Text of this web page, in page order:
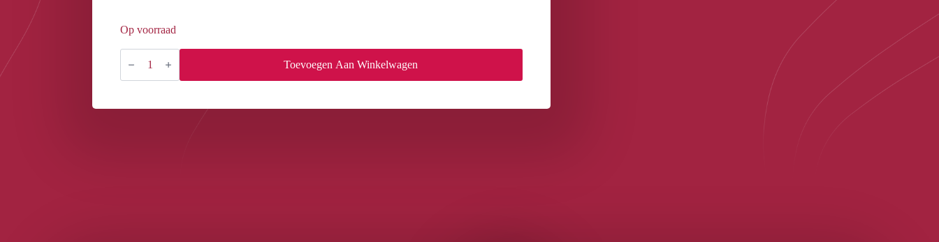
Op voorraad
YC
Red
Jar
Toevoegen Aan Winkelwagen